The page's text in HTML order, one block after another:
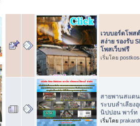
เวบบอร์ดโพส
สง่าย รองรับ
โพสเว็บฟรี
เริ่มโดย
สายพานสแต
ระบบลำเลียง
นิปปอน พาร์ท
เริ่มโดย